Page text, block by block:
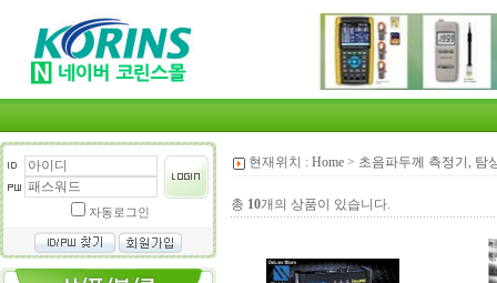
자동로그인
현재위치 : Home > 초음파두께 측정기, 탐
총 10개의 상품이 있습니다.